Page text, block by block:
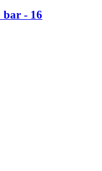
bar - 16